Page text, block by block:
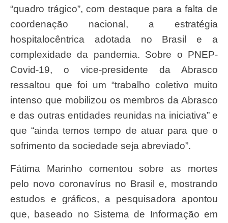
“quadro trágico”, com destaque para a falta de
coordenação nacional, a estratégia
hospitalocêntrica adotada no Brasil e a
complexidade da pandemia. Sobre o PNEP-
Covid-19, o vice-presidente da Abrasco
ressaltou que foi um “trabalho coletivo muito
intenso que mobilizou os membros da Abrasco
e das outras entidades reunidas na iniciativa” e
que “ainda temos tempo de atuar para que o
sofrimento da sociedade seja abreviado”.
Fátima Marinho comentou sobre as mortes
pelo novo coronavírus no Brasil e, mostrando
estudos e gráficos, a pesquisadora apontou
que, baseado no Sistema de Informação em